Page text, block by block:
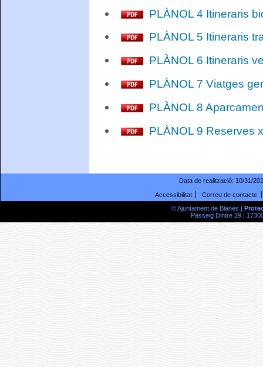
PLÀNOL 4 Itineraris
PLÀNOL 5 Itineraris
PLÀNOL 6 Itineraris
PLÀNOL 7 Viatges
PLÀNOL 8
PLÀNOL 9 Reserves
Data de realització: 10/31/
Accessibilitat
Correu de contacte
© Ajuntament de Blanes |
Passeig Dintre 29 |